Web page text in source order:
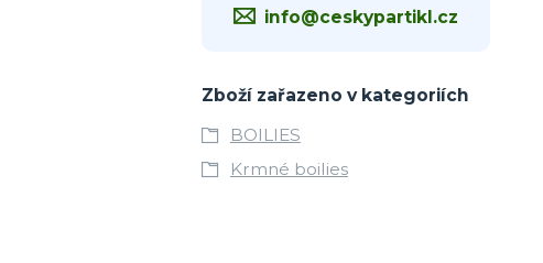
info@ceskypartikl.cz
Zboží zařazeno v kategoriích
BOILIES
Krmné boilies